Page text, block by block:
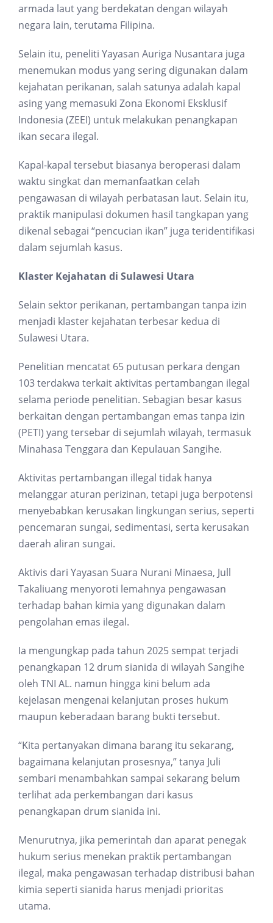
armada laut yang berdekatan dengan wilayah
negara lain, terutama Filipina.
Selain itu, peneliti Yayasan Auriga Nusantara juga
menemukan modus yang sering digunakan dalam
kejahatan perikanan, salah satunya adalah kapal
asing yang memasuki Zona Ekonomi Eksklusif
Indonesia (ZEEI) untuk melakukan penangkapan
ikan secara ilegal.
Kapal-kapal tersebut biasanya beroperasi dalam
waktu singkat dan memanfaatkan celah
pengawasan di wilayah perbatasan laut. Selain itu,
praktik manipulasi dokumen hasil tangkapan yang
dikenal sebagai “pencucian ikan” juga teridentifikasi
dalam sejumlah kasus.
Klaster Kejahatan di Sulawesi Utara
Selain sektor perikanan, pertambangan tanpa izin
menjadi klaster kejahatan terbesar kedua di
Sulawesi Utara.
Penelitian mencatat 65 putusan perkara dengan
103 terdakwa terkait aktivitas pertambangan ilegal
selama periode penelitian. Sebagian besar kasus
berkaitan dengan pertambangan emas tanpa izin
(PETI) yang tersebar di sejumlah wilayah, termasuk
Minahasa Tenggara dan Kepulauan Sangihe.
Aktivitas pertambangan illegal tidak hanya
melanggar aturan perizinan, tetapi juga berpotensi
menyebabkan kerusakan lingkungan serius, seperti
pencemaran sungai, sedimentasi, serta kerusakan
daerah aliran sungai.
Aktivis dari Yayasan Suara Nurani Minaesa, Jull
Takaliuang menyoroti lemahnya pengawasan
terhadap bahan kimia yang digunakan dalam
pengolahan emas ilegal.
Ia mengungkap pada tahun 2025 sempat terjadi
penangkapan 12 drum sianida di wilayah Sangihe
oleh TNI AL. namun hingga kini belum ada
kejelasan mengenai kelanjutan proses hukum
maupun keberadaan barang bukti tersebut.
“Kita pertanyakan dimana barang itu sekarang,
bagaimana kelanjutan prosesnya,” tanya Juli
sembari menambahkan sampai sekarang belum
terlihat ada perkembangan dari kasus
penangkapan drum sianida ini.
Menurutnya, jika pemerintah dan aparat penegak
hukum serius menekan praktik pertambangan
ilegal, maka pengawasan terhadap distribusi bahan
kimia seperti sianida harus menjadi prioritas
utama.